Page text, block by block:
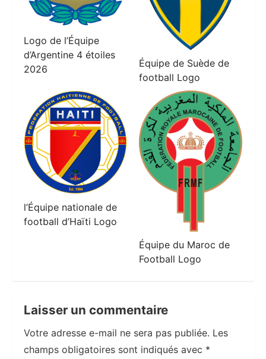
Logo de l’Équipe
d’Argentine 4 étoiles
2026
Équipe de Suède de
football Logo
l’Équipe nationale de
football d’Haïti Logo
Équipe du Maroc de
Football Logo
Laisser un commentaire
Votre adresse e-mail ne sera pas publiée. Les
champs obligatoires sont indiqués avec *